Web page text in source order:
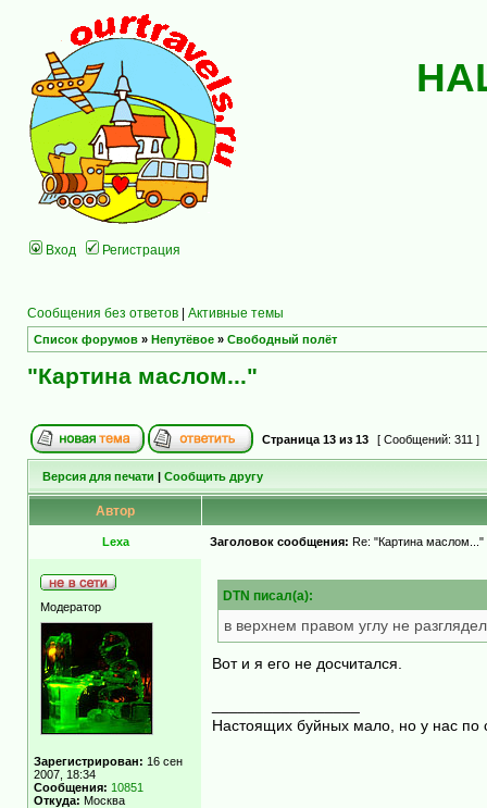
Вход Регистрация
Сообщения без ответов | Активные темы
Список форумов » Непутёвое » Свободный полёт
"Картина маслом..."
Страница 13 из 13 [ Сообщений: 311 ]
Версия для печати | Сообщить другу
Автор
Lexa Заголовок сообщения: Re: "Картина маслом..."
Модератор
Зарегистрирован: 16 сен
2007, 18:34
Сообщения: 10851
Откуда: Москва
DTN писал(а):
в верхнем правом углу не
Вот и я его не досчитался.
Настоящих буйных мало, но у нас по